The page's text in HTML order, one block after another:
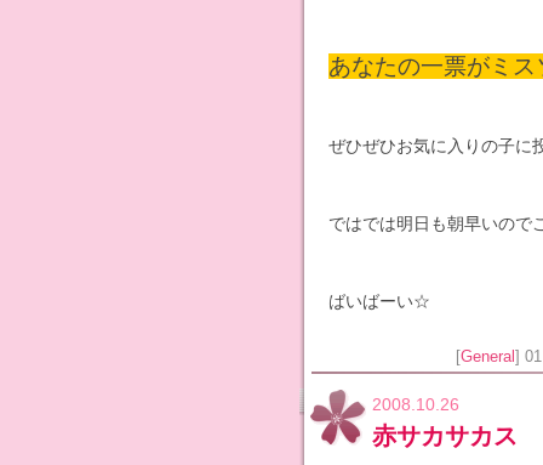
あなたの一票がミ
ぜひぜひお気に入りの子に
ではでは明日も朝早いので
ばいばーい☆
[General]
2008.10.26
赤サカサカス